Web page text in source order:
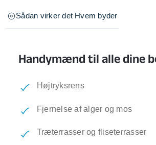
Sådan virker det Hvem byder
Handymænd til alle dine
Højtryksrens
Fjernelse af alger og mos
Træterrasser og fliseterrasser